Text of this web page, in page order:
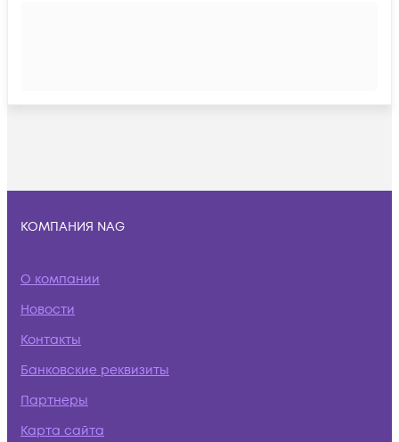
КОМПАНИЯ NAG
О компании
Новости
Контакты
Банковские реквизиты
Партнеры
Карта сайта